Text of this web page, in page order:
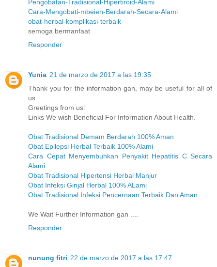
Pengobatan-Tradisional-Hipertiroid-Alami
Cara-Mengobati-mbeien-Berdarah-Secara-Alami
obat-herbal-komplikasi-terbaik
semoga bermanfaat
Responder
Yunia 21 de marzo de 2017 a las 19:35
Thank you for the information gan, may be useful for all of
us.
Greetings from us:
Links We wish Beneficial For Information About Health.
Obat Tradisional Demam Berdarah 100% Aman
Obat Epilepsi Herbal Terbaik 100% Alami
Cara Cepat Menyembuhkan Penyakit Hepatitis C Secara
Alami
Obat Tradisional Hipertensi Herbal Manjur
Obat Infeksi Ginjal Herbal 100% ALami
Obat Tradisional Infeksi Pencernaan Terbaik Dan Aman
We Wait Further Information gan ....
Responder
nunung fitri 22 de marzo de 2017 a las 17:47